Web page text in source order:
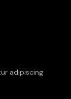
adipiscing